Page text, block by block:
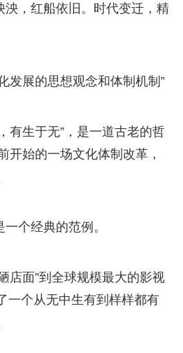
泱，红船依旧。时代变迁，精
发展的思想观念和体制机制”
有生于无”，是一道古老的哲
开始的一场文化体制改革，
个经典的范例。
店面”到全球规模最大的影视
一个从无中生有到样样都有